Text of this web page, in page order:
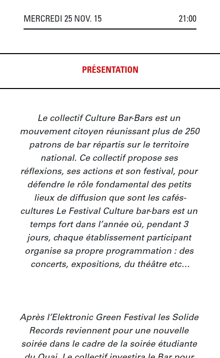
MERCREDI 25 NOV. 15 21:00
PRÉSENTATION
Le collectif Culture Bar-Bars est un
mouvement citoyen réunissant plus de 250
patrons de bar répartis sur le territoire
national. Ce collectif propose ses
réflexions, ses actions et son festival, pour
défendre le rôle fondamental des petits
lieux de diffusion que sont les cafés-
cultures Le Festival Culture bar-bars est un
temps fort dans l’année où, pendant 3
jours, chaque établissement participant
organise sa propre programmation : des
concerts, expositions, du théâtre etc…
Après l’Elektronic Green Festival les Solide
Records reviennent pour une nouvelle
soirée dans le cadre de la soirée étudiante